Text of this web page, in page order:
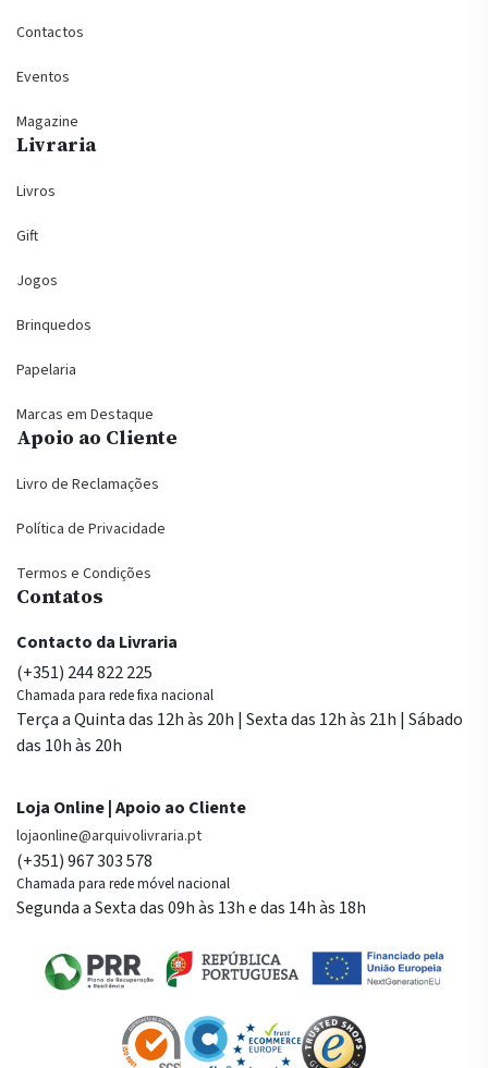
Contactos
Eventos
Magazine
Livraria
Livros
Gift
Jogos
Brinquedos
Papelaria
Marcas em Destaque
Apoio ao Cliente
Livro de Reclamações
Política de Privacidade
Termos e Condições
Contatos
Contacto da Livraria
(+351) 244 822 225
Chamada para rede fixa nacional
Terça a Quinta das 12h às 20h | Sexta das 12h às 21h | Sábado
das 10h às 20h
Loja Online | Apoio ao Cliente
lojaonline@arquivolivraria.pt
(+351) 967 303 578
Chamada para rede móvel nacional
Segunda a Sexta das 09h às 13h e das 14h às 18h